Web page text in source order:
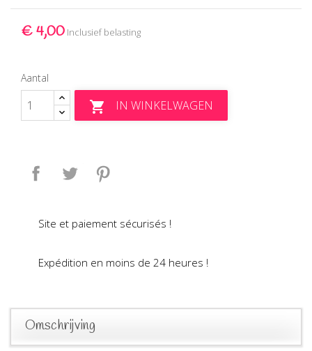
€ 4,00 Inclusief belasting
Aantal
 IN WINKELWAGEN
Delen Tweet
Site et paiement sécurisés !
Expédition en moins de 24 heures !
Omschrijving